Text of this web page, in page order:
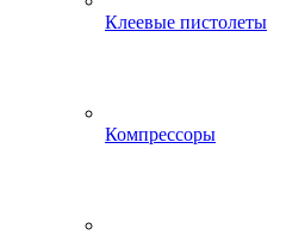
Клеевые пистолеты
Компрессоры